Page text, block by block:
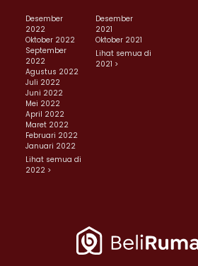
Desember
2022
Oktober 2022
September
2022
Agustus 2022
Juli 2022
Juni 2022
Mei 2022
April 2022
Maret 2022
Februari 2022
Januari 2022
Lihat semua di
2022 >
Desember
2021
Oktober 2021
Lihat semua di
2021 >